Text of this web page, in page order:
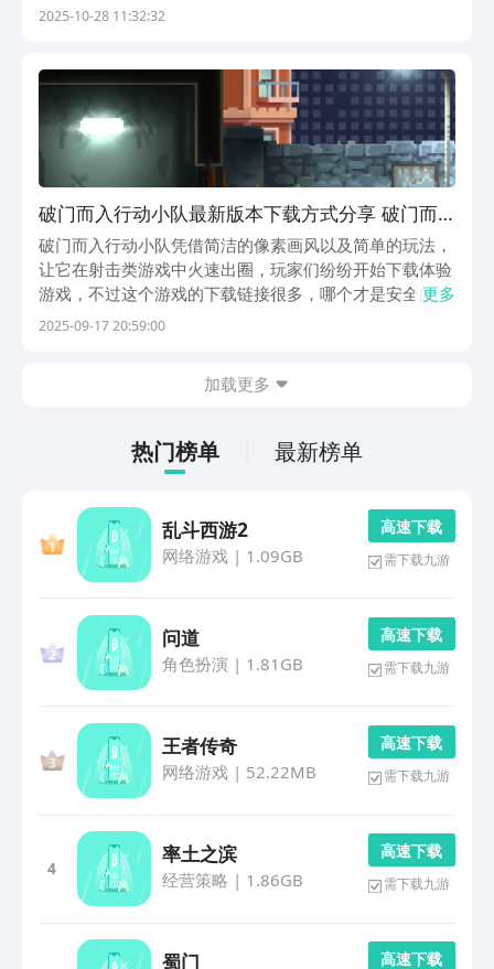
小编就来说一说破门而入行动小队在哪下，如果你是一个
要...
2025-10-28 11:32:32
破门而入行动小队最新版本下载方式分享 破门而
入行动小队下载方式推荐
破门而入行动小队凭借简洁的像素画风以及简单的玩法，
让它在射击类游戏中火速出圈，玩家们纷纷开始下载体验
游戏，不过这个游戏的下载链接很多，哪个才是安全的下
载方式。破门而入行动小队最新版下载方式推荐的内容，
更多
2025-09-17 20:59:00
加载更多
热门榜单 最新榜单
乱斗西游2
网络游戏| 1.09GB
高 速 下 载
需下载九游
问道
角色扮演 | 1.81GB
高 速 下 载
需下载九游
王者传奇
网络游戏| 52.22MB
高 速 下 载
需下载九游
4
率土之滨
经营策略 | 1.86GB
高 速 下 载
需下载九游
蜀门 高 速 下 载